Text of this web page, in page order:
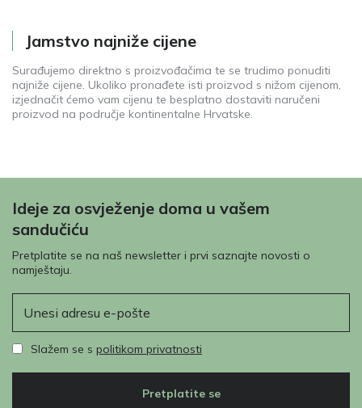
Jamstvo najniže cijene
Surađujemo direktno s proizvođačima te se trudimo ponuditi
najniže cijene. Ukoliko pronađete isti proizvod s nižom cijenom,
izjednačit ćemo vam cijenu te besplatno dostaviti naručeni
proizvod na područje kontinentalne Hrvatske.
Ideje za osvježenje doma u vašem
sandučiću
Pretplatite se na naš newsletter i prvi saznajte novosti o
namještaju.
Slažem se s politikom privatnosti
Pretplatite se